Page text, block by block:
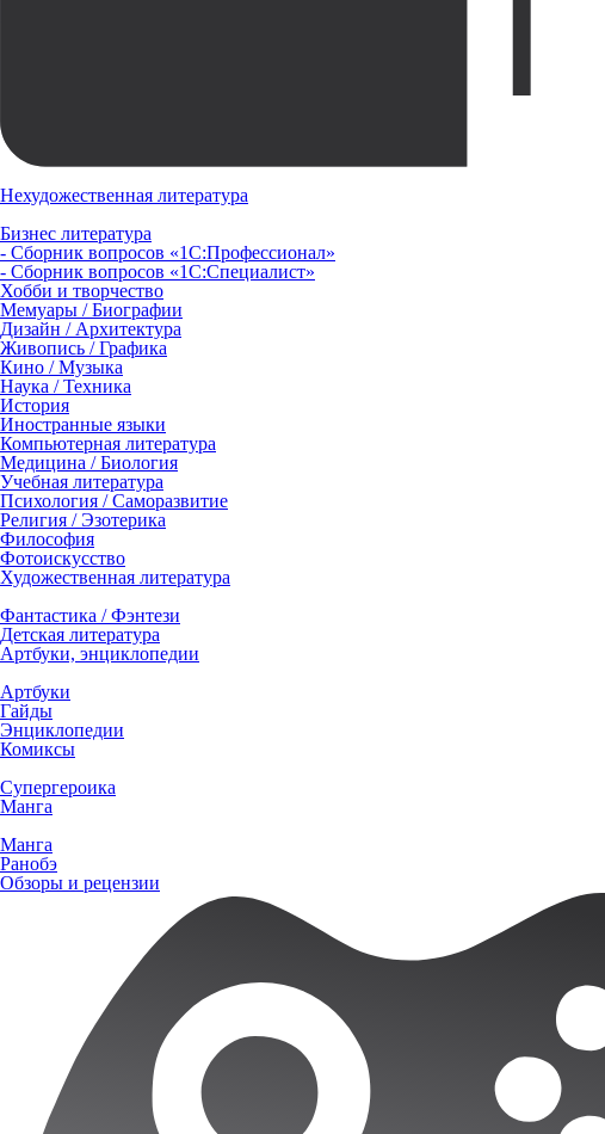
Нехудожественная литература
Бизнес литература
- Сборник вопросов «1С:Профессионал»
- Сборник вопросов «1С:Специалист»
Хобби и творчество
Мемуары / Биографии
Дизайн / Архитектура
Живопись / Графика
Кино / Музыка
Наука / Техника
История
Иностранные языки
Компьютерная литература
Медицина / Биология
Учебная литература
Психология / Саморазвитие
Религия / Эзотерика
Философия
Фотоискусство
Художественная литература
Фантастика / Фэнтези
Детская литература
Артбуки, энциклопедии
Артбуки
Гайды
Энциклопедии
Комиксы
Супергероика
Манга
Манга
Ранобэ
Обзоры и рецензии